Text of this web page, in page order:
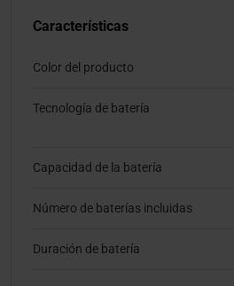
Características
Color del producto
Tecnología de batería
Capacidad de la batería
Número de baterías incluidas
Duración de batería